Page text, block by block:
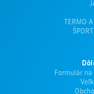
TERMO
Formulár